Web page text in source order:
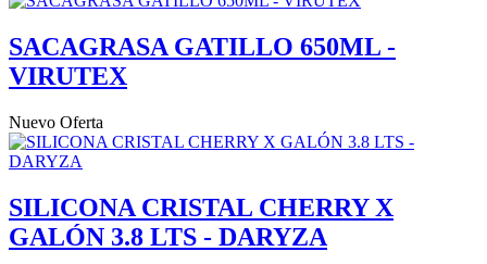
SACAGRASA GATILLO 650ML -
VIRUTEX
Nuevo Oferta
SILICONA CRISTAL CHERRY X
GALÓN 3.8 LTS - DARYZA